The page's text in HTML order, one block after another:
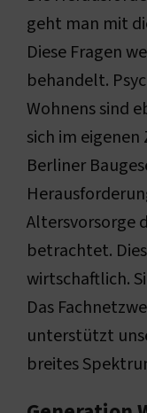
geht man mit
Diese Fragen
behandelt.
Wohnens sind
sich im eigenen
Berliner
Altersvorsorge
betrachtet.
wirtschaftlich.
Das
unterstützt
breites